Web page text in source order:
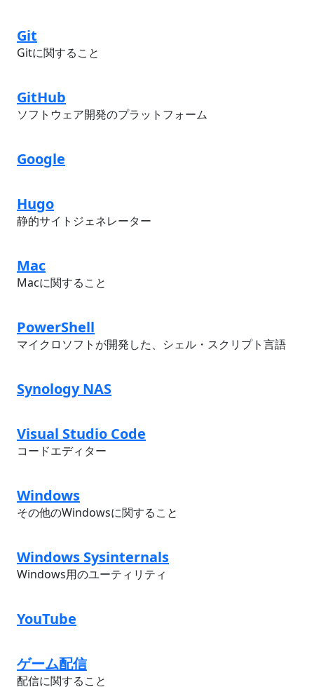
Git
Gitに関すること
GitHub
ソフトウェア開発のプラットフォーム
Google
Hugo
静的サイトジェネレーター
Mac
Macに関すること
PowerShell
マイクロソフトが開発した、シェル・スクリプト言語
Synology NAS
Visual Studio Code
コードエディター
Windows
その他のWindowsに関すること
Windows Sysinternals
Windows用のユーティリティ
YouTube
ゲーム配信
配信に関すること